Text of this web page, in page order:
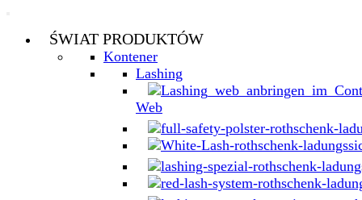
ŚWIAT PRODUKTÓW
Kontener
Lashing
Web